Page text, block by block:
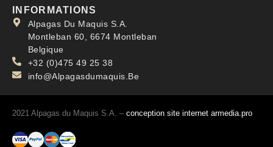
INFORMATIONS
Alpagas Du Maquis S.A.
Montleban 60, 6674 Montleban
Belgique
+32 (0)475 49 25 38
info@Alpagasdumaquis.Be
2021 Alpagas du Maquis S.A. – conception site internet armedia.pro